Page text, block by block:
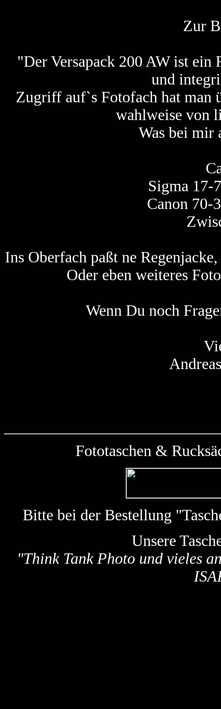
Zur
"Der Versapack 200 AW ist
und
Zugriff auf`s Fotofach hat man
wahlweise von
Was bei mir
Sigma 17-
Canon 70-
Ins Oberfach paßt ne
Oder eben weiteres
Wenn Du noch
Fototaschen &
Bitte bei der Bestellung
Unsere
"Think Tank Photo und vieles